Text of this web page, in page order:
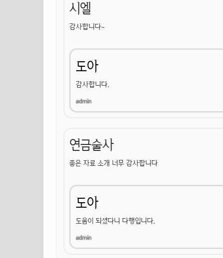
시엘
감사합니다~
도아
감사합니다.
연금술사
좋은 자료 소개 너무 감사합니다
도아
도움이 되셨다니 다행입니다.